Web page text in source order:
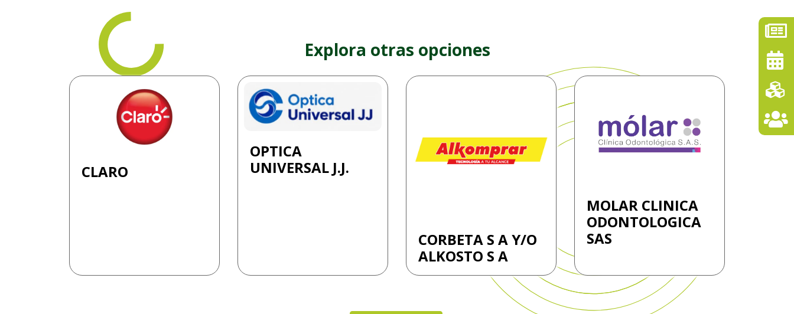
Explora otras opciones
CLARO
OPTICA
UNIVERSAL J.J.
CORBETA S A Y/O
ALKOSTO S A
MOLAR CLINICA
ODONTOLOGICA
SAS